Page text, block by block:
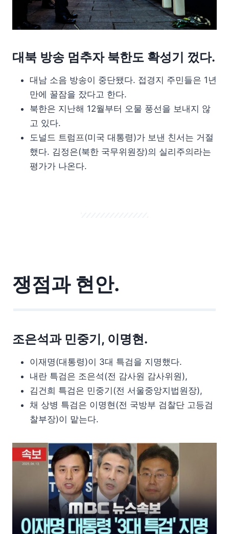
대북 방송 멈추자 북한도 확성기 껐다.
대남 소음 방송이 중단됐다. 접경지 주민들은 1년
만에 꿀잠을 잤다고 한다.
북한은 지난해 12월부터 오물 풍선을 보내지 않
고 있다.
도널드 트럼프(미국 대통령)가 보낸 친서는 거절
했다. 김정은(북한 국무위원장)의 실리주의라는
평가가 나온다.
쟁점과 현안.
조은석과 민중기, 이명현.
이재명(대통령)이 3대 특검을 지명했다.
내란 특검은 조은석(전 감사원 감사위원),
김건희 특검은 민중기(전 서울중앙지법원장),
채 상병 특검은 이명현(전 국방부 검찰단 고등검
찰부장)이 맡는다.